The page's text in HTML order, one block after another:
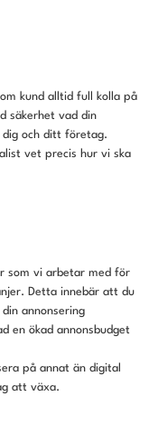
kund alltid full kolla på
säkerhet vad din
dig och ditt företag.
vet precis hur vi ska
som vi arbetar med för
Detta innebär att du
annonsering
en ökad annonsbudget
på annat än digital
att växa.